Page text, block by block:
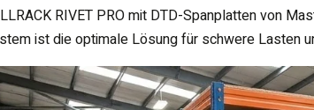
RIVET PRO mit DTD-Spanplatten von
ist die optimale Lösung für schwere